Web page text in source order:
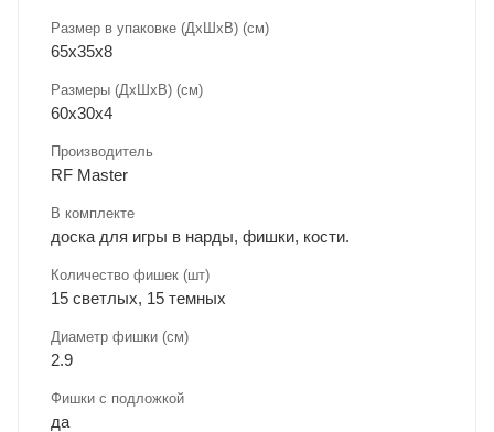
Размер в упаковке (ДхШxВ) (см)
65х35х8
Размеры (ДxШxВ) (см)
60х30х4
Производитель
RF Master
В комплекте
доска для игры в нарды, фишки, кости.
Количество фишек (шт)
15 светлых, 15 темных
Диаметр фишки (см)
2.9
Фишки с подложкой
да